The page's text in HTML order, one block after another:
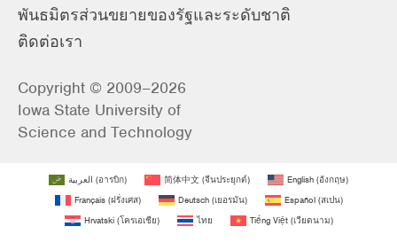
พันธมิตรส่วนขยายของรัฐและระดับชาติ
ติดต่อเรา
Copyright © 2009–2026
Iowa State University of
Science and Technology
العربية (อารบิก) 简体中文 (จีนประยุกต์) English (อังกฤษ)
Français(ฝรั่งเศส) Deutsch(เยอรมัน) Español(สเปน)
Hrvatski(โครเอเชีย) ไทย Tiếng Việt(เวียดนาม)